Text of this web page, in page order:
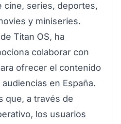
cine, series, deportes,
y miniseries.
Titan OS, ha
colaborar con
ofrecer el contenido
en España.
que, a través de
los usuarios